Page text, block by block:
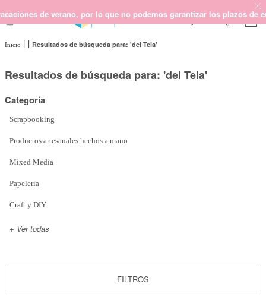
por lo que no podemos garantizar los plazos de entrega ni
Próximamente
Novedades
SCRAPBOOKING
MIXED MEDIA
CRAFT Y DIY
PAPELERÍA Y FIESTAS
Inicio Resultados de búsqueda para: 'del Tela'
Resultados de búsqueda para: 'del Tela'
Categoría
Scrapbooking
Productos artesanales hechos a mano
Mixed Media
Papelería
Craft y DIY
+ Ver todas
FILTROS